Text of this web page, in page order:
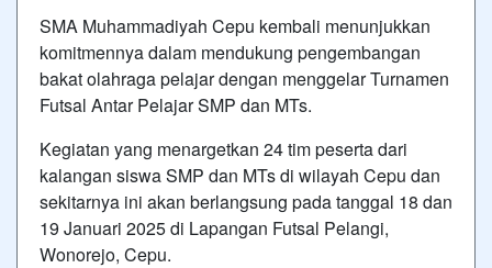
SMA Muhammadiyah Cepu kembali menunjukkan
komitmennya dalam mendukung pengembangan
bakat olahraga pelajar dengan menggelar Turnamen
Futsal Antar Pelajar SMP dan MTs.
Kegiatan yang menargetkan 24 tim peserta dari
kalangan siswa SMP dan MTs di wilayah Cepu dan
sekitarnya ini akan berlangsung pada tanggal 18 dan
19 Januari 2025 di Lapangan Futsal Pelangi,
Wonorejo, Cepu.